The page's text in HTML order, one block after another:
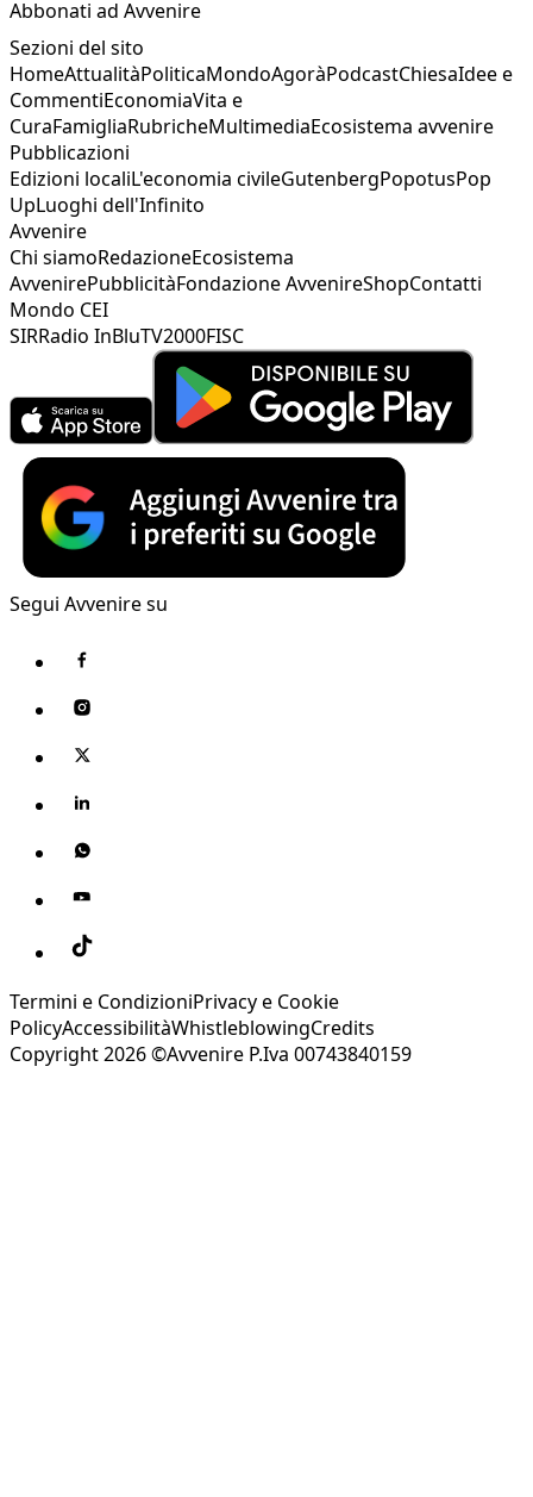
Abbonati ad Avvenire
Sezioni del sito
HomeAttualitàPoliticaMondoAgoràPodcastChiesaIdee e
CommentiEconomiaVita e
CuraFamigliaRubricheMultimediaEcosistema avvenire
Pubblicazioni
Edizioni localiL'economia civileGutenbergPopotusPop
UpLuoghi dell'Infinito
Avvenire
Chi siamoRedazioneEcosistema
AvvenirePubblicitàFondazione AvvenireShopContatti
Mondo CEI
SIRRadio InBluTV2000FISC
Segui Avvenire su
Termini e CondizioniPrivacy e Cookie
PolicyAccessibilitàWhistleblowingCredits
Copyright 2026 ©Avvenire P.Iva 00743840159